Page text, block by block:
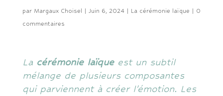
par Margaux Choisel Juin 6, 2024| La cérémonie laïque
0
commentaires
La cérémonie laïqueest un subtil
mélange de plusieurs composantes
qui parviennent à créer l’émotion. Les